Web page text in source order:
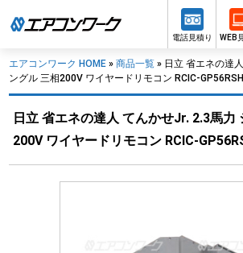
電話見積り WEB
エアコンワーク HOME » 商品一覧 » 日立 省エネの達
ングル 三相200V ワイヤードリモコン RCIC-
日立 省エネの達人 てんかせJr. 2.3馬力
200V ワイヤードリモコン RCIC-